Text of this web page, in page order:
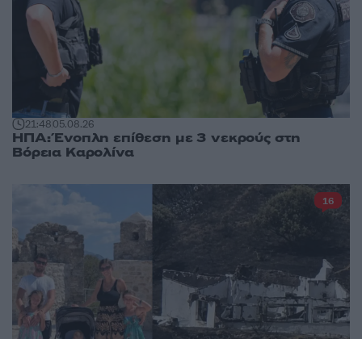
21:4805.08.26
ΗΠΑ: Ένοπλη επίθεση με 3 νεκρούς στη
Βόρεια Καρολίνα
16